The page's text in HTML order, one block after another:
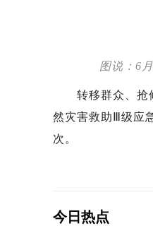
图说：6
转移群众、抢修
然灾害救助Ⅲ级应
次。
今日热点